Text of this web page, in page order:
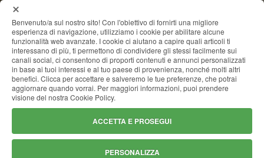
HYPNOTICA (VENICE BLACK)
Benvenuto/a sul nostro sito! Con l'obiettivo di fornirti una migliore
esperienza di navigazione, utilizziamo i cookie per abilitare alcune
funzionalità web avanzate. I cookie ci aiutano a capire quali articoli ti
interessano di più, ti permettono di condividere gli stessi facilmente sui
canali social, ci consentono di proporti contenuti e annunci personalizzati
in base ai tuoi interessi e al tuo paese di provenienza, nonché molti altri
benefici. Clicca per accettare e salveremo le tue preferenze, che potrai
aggiornare quando vorrai. Per maggiori informazioni, puoi prendere
visione del nostra Cookie Policy.
ACCETTA E PROSEGUI
PERSONALIZZA